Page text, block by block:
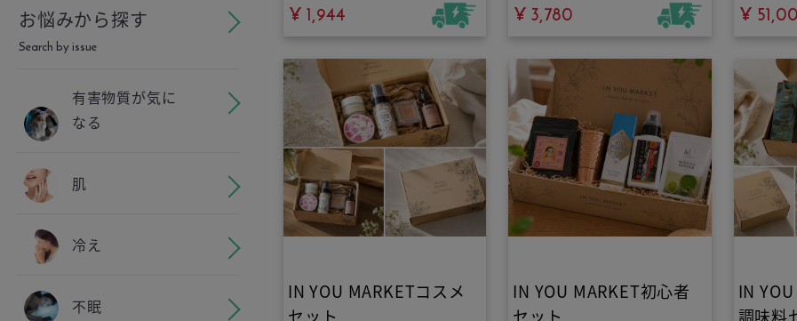
お悩みから探す
Search by issue
有害物質が気に
なる
肌
冷え
不眠
ーンコーヒーの栄養成分
とチアパス産アラビカ種
のコーヒーを絶妙なバラ
ンスで配合！市販のコー
ヒーよりも栄養素が豊
富！健康と若々しさを保
つファイトケミカルやク
ロロゲン酸という栄養素
がたっぷり
¥ 1,944
植物由来で夏バテ対策！
オーガニックミントたっ
ぷりのアロマミスト
¥ 3,780 ¥
IN YOU MARKETコスメ
セット
IN YOU MARKET初心者
セット
IN
調味料